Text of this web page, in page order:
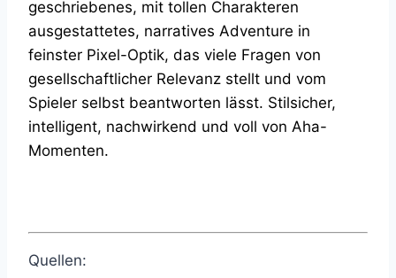
geschriebenes, mit tollen Charakteren
ausgestattetes, narratives Adventure in
feinster Pixel-Optik, das viele Fragen von
gesellschaftlicher Relevanz stellt und vom
Spieler selbst beantworten lässt. Stilsicher,
intelligent, nachwirkend und voll von Aha-
Momenten.
Quellen: